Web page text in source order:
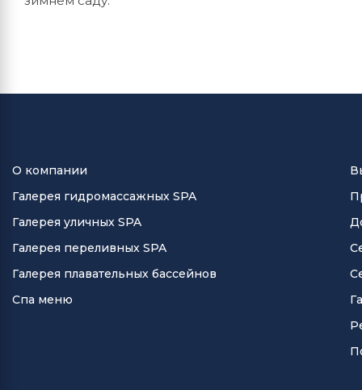
О компании
Галерея гидромассажных SPA
Галерея уличных SPA
Галерея переливных SPA
Галерея плавательных бассейнов
Спа меню